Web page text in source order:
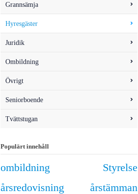
Grannsämja
Hyresgäster
Juridik
Ombildning
Övrigt
Seniorboende
Tvättstugan
Populärt innehåll
ombildning
Styrelse
årsredovisning
årstämman